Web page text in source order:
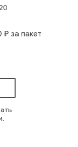
20
₽ за пакет